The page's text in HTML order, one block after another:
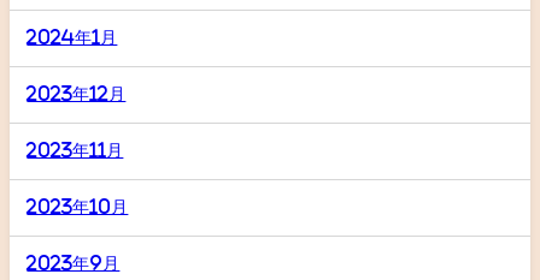
2024年1月
2023年12月
2023年11月
2023年10月
2023年9月